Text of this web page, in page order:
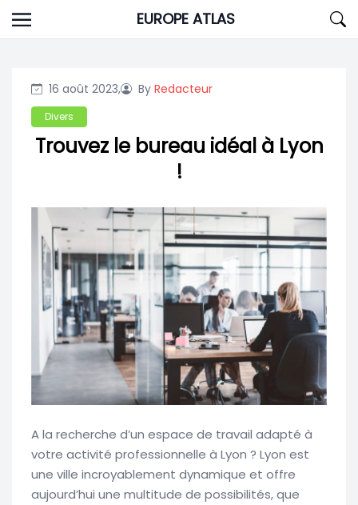
Skip
EUROPE ATLAS
16 août 2023, By Redacteur
Divers
Trouvez le bureau idéal à Lyon
!
A la recherche d’un espace de travail adapté à
votre activité professionnelle à Lyon ? Lyon est
une ville incroyablement dynamique et offre
aujourd’hui une multitude de possibilités, que